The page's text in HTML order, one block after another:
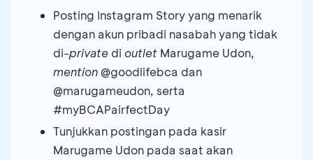
Posting Instagram Story yang menarik
dengan akun pribadi nasabah yang tidak
di-private di outlet Marugame Udon,
mention @goodlifebca dan
@marugameudon, serta
#myBCAPairfectDay
Tunjukkan postingan pada kasir
Marugame Udon pada saat akan